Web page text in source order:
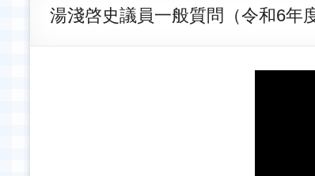
湯淺啓史議員一般質問（令和6年